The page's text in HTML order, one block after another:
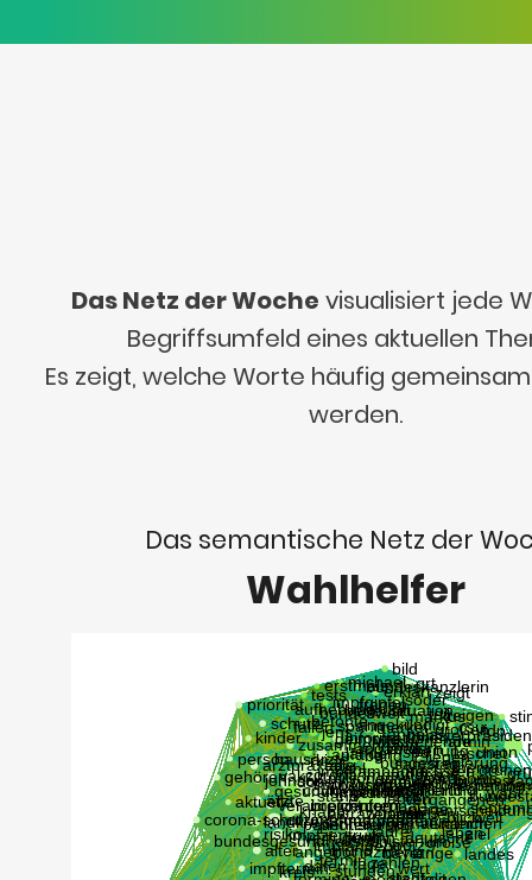
Das Netz der Woche visualisiert jede
Begriffsumfeld eines aktuellen
Es zeigt, welche Worte häufig
werden.
Das semantische Netz der
Wahlhelfer